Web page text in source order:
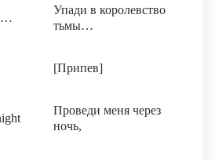
Упади в королевство
тьмы…
[Припев]
Проведи меня через
ночь,